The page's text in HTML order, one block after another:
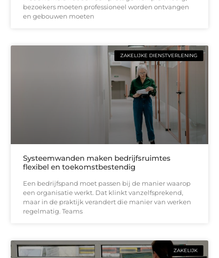
bezoekers moeten professioneel worden ontvangen
en gebouwen moeten
ZAKELIJKE DIENSTVERLENING
Systeemwanden maken bedrijfsruimtes
flexibel en toekomstbestendig
Een bedrijfspand moet passen bij de manier waarop
een organisatie werkt. Dat klinkt vanzelfsprekend,
maar in de praktijk verandert die manier van werken
regelmatig. Teams
ZAKELIJK